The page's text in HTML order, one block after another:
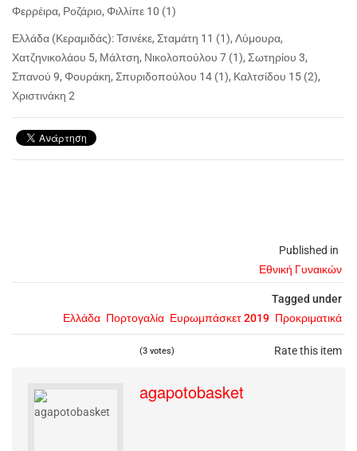
Published in
Εθνική Γυναικών
Tagged under
Ελλάδα Πορτογαλία Ευρωμπάσκετ 2019 Προκριματικά
Rate this item
(3 votes)
Φερρέιρα, Ροζάριο, Φιλλίπε 10 (1)
Ελλάδα (Κεραμιδάς): Τσινέκε, Σταμάτη 11 (1), Λύμουρα,
Χατζηνικολάου 5, Μάλτση, Νικολοπούλου 7 (1), Σωτηρίου 3,
Σπανού 9, Φουράκη, Σπυριδοπούλου 14 (1), Καλτσίδου 15 (2),
Χριστινάκη 2
agapotobasket